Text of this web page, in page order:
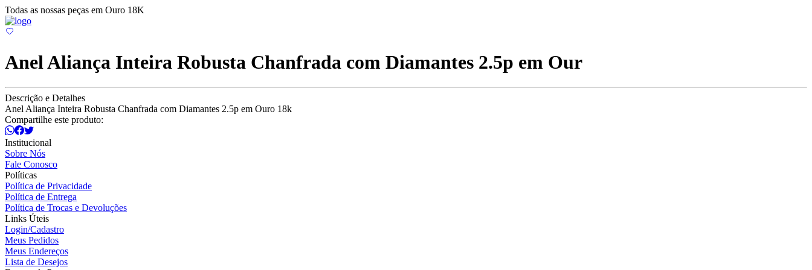
Todas as nossas peças em Ouro 18K
Anel Aliança Inteira Robusta Chanfrada com Diamantes 2.5p em Our
Descrição e Detalhes
Anel Aliança Inteira Robusta Chanfrada com Diamantes 2.5p em Ouro 18k
Compartilhe este produto:
Institucional
Sobre Nós
Fale Conosco
Políticas
Política de Privacidade
Política de Entrega
Política de Trocas e Devoluções
Links Úteis
Login/Cadastro
Meus Pedidos
Meus Endereços
Lista de Desejos